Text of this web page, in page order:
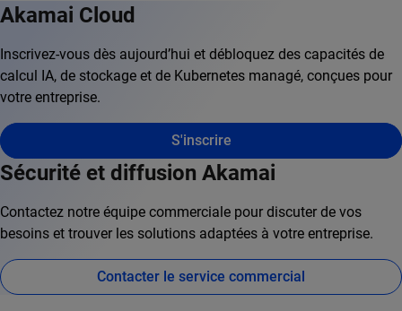
Akamai Cloud
Inscrivez-vous dès aujourd’hui et débloquez des capacités de
calcul IA, de stockage et de Kubernetes managé, conçues pour
votre entreprise.
S'inscrire
Sécurité et diffusion Akamai
Contactez notre équipe commerciale pour discuter de vos
besoins et trouver les solutions adaptées à votre entreprise.
Contacter le service commercial